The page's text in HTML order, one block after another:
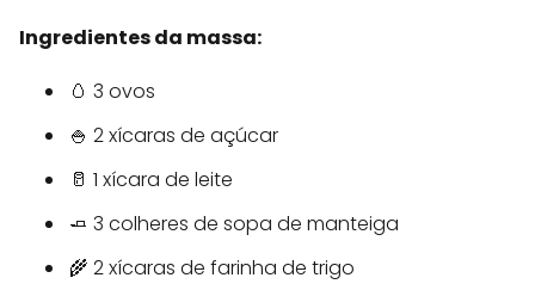
Ingredientes da massa:
🥚 3 ovos
🍚 2 xícaras de açúcar
🥛 1 xícara de leite
🧈 3 colheres de sopa de manteiga
🌾 2 xícaras de farinha de trigo